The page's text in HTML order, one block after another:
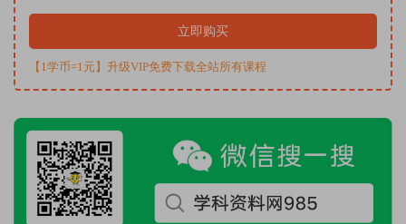
立即购买
【1学币=1元】升级VIP免费下载全站所有课程